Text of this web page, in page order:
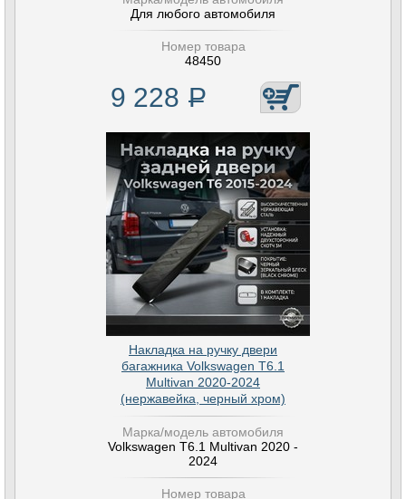
Для любого автомобиля
Номер товара
48450
9 228 Р
Накладка на ручку двери
багажника Volkswagen T6.1
Multivan 2020-2024
(нержавейка, черный хром)
Марка/модель автомобиля
Volkswagen T6.1 Multivan 2020 -
2024
Номер товара